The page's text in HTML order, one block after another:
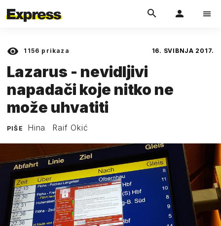
1156 prikaza 16. SVIBNJA 2017.
Lazarus - nevidljivi
napadači koje nitko ne
može uhvatiti
PIŠE Hina Raif Okić